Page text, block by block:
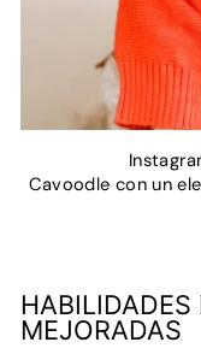
Cavoodle con un
MEJORADAS